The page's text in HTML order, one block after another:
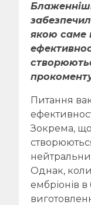
якою саме
Питання
Зокрема,
Однак,
ембріонів